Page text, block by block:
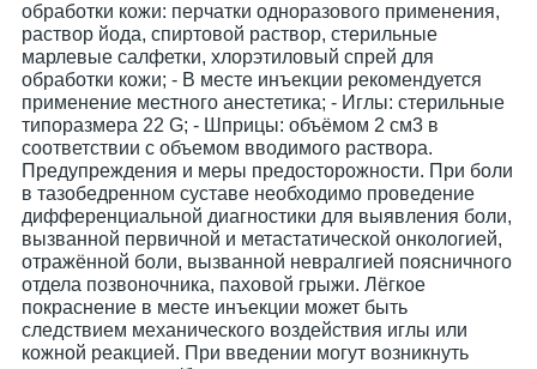
обработки кожи: перчатки одноразового применения,
раствор йода, спиртовой раствор, стерильные
марлевые салфетки, хлорэтиловый спрей для
обработки кожи; - В месте инъекции рекомендуется
применение местного анестетика; - Иглы: стерильные
типоразмера 22 G; - Шприцы: объёмом 2 см3 в
соответствии с объемом вводимого раствора.
Предупреждения и меры предосторожности. При боли
в тазобедренном суставе необходимо проведение
дифференциальной диагностики для выявления боли,
вызванной первичной и метастатической онкологией,
отражённой боли, вызванной невралгией поясничного
отдела позвоночника, паховой грыжи. Лёгкое
покраснение в месте инъекции может быть
следствием механического воздействия иглы или
кожной реакцией. При введении могут возникнуть